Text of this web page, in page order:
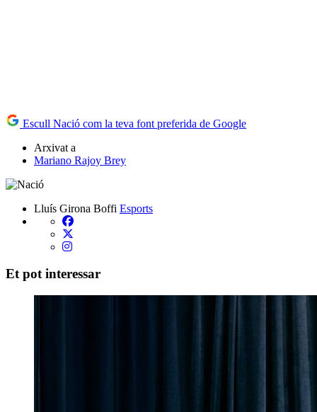
Escull Nació com la teva font preferida de Google
Arxivat a
Mariano Rajoy Brey
Lluís Girona Boffi Esports
Et pot interessar